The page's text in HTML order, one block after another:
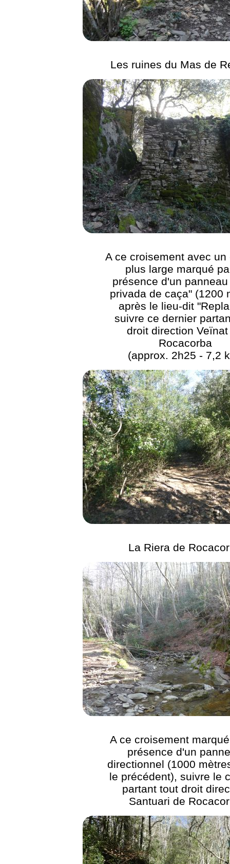
Les ruines du Mas de
A ce croisement avec un
plus large marqué
présence d'un
privada de caça" (1200
après le lieu-dit
suivre ce dernier
droit direction
Rocacorba
(approx. 2h25 - 7,2
La Riera de
A ce croisement
présence d'un
directionnel (1000
le précédent), suivre le
partant tout droit
Santuari de